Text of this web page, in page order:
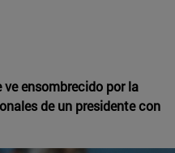
ensombrecido por la
de un presidente con